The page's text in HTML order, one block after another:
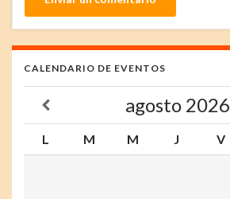
CALENDARIO DE EVENTOS
agosto 2026
L M M J V